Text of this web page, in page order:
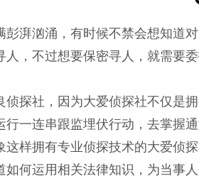
湃汹涌，有时候不禁会想知道
，不过想要保密寻人，就需要
探社，因为大爱侦探社不仅是
一连串跟监埋伏行动，去掌握
样拥有专业侦探技术的大爱侦
何运用相关法律知识，为当事